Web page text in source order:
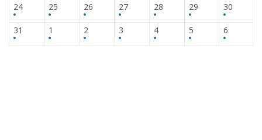
24 25 26 27 28 29 30
31 1 2 3 4 5 6